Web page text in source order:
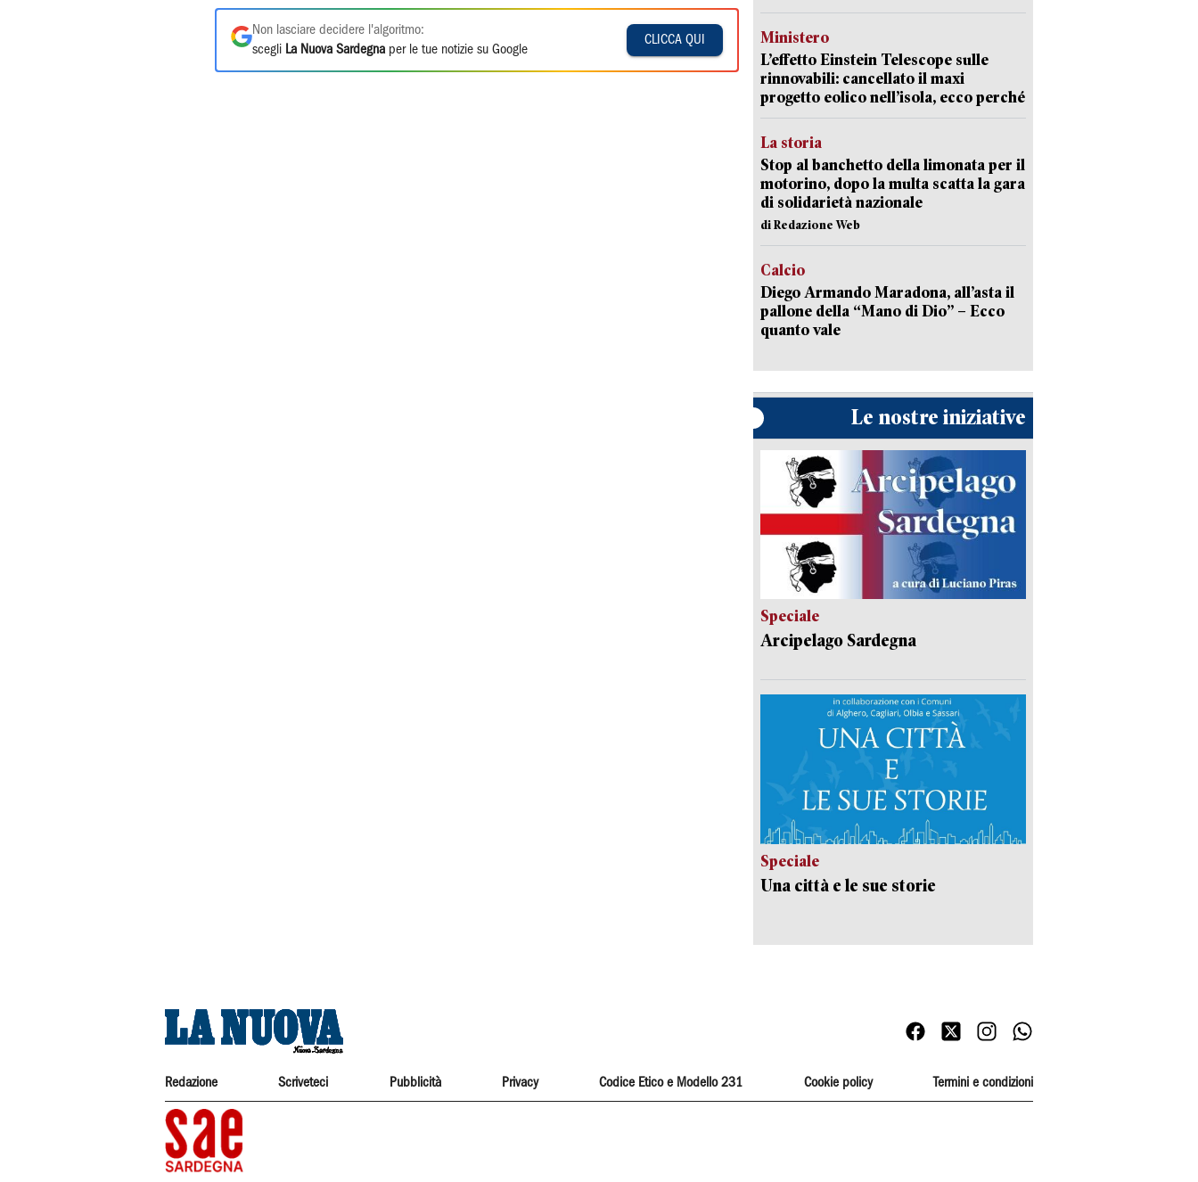
Non lasciare decidere l'algoritmo:
scegli La Nuova Sardegna per le tue notizie su Google
CLICCA QUI
Ministero
L’effetto Einstein Telescope sulle
rinnovabili: cancellato il maxi
progetto eolico nell’isola, ecco perché
La storia
Stop al banchetto della limonata per il
motorino, dopo la multa scatta la gara
di solidarietà nazionale
di Redazione Web
Calcio
Diego Armando Maradona, all’asta il
pallone della “Mano di Dio” – Ecco
quanto vale
Le nostre iniziative
Speciale
Arcipelago Sardegna
Speciale
Una città e le sue storie
Redazione Scriveteci Pubblicità Privacy Codice Etico e Modello 231 Cookie policy Termini e condizioni